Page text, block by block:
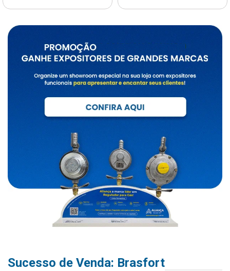
Sucesso de Venda: Brasfort